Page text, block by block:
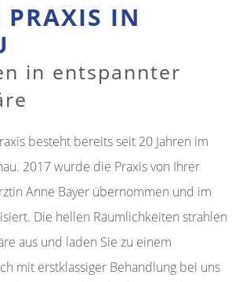
PRAXIS IN
in entspannter
besteht bereits seit 20 Jahren im
2017 wurde die Praxis von Ihrer
Anne Bayer übernommen und im
Die hellen Räumlichkeiten strahlen
aus und laden Sie zu einem
mit erstklassiger Behandlung bei uns